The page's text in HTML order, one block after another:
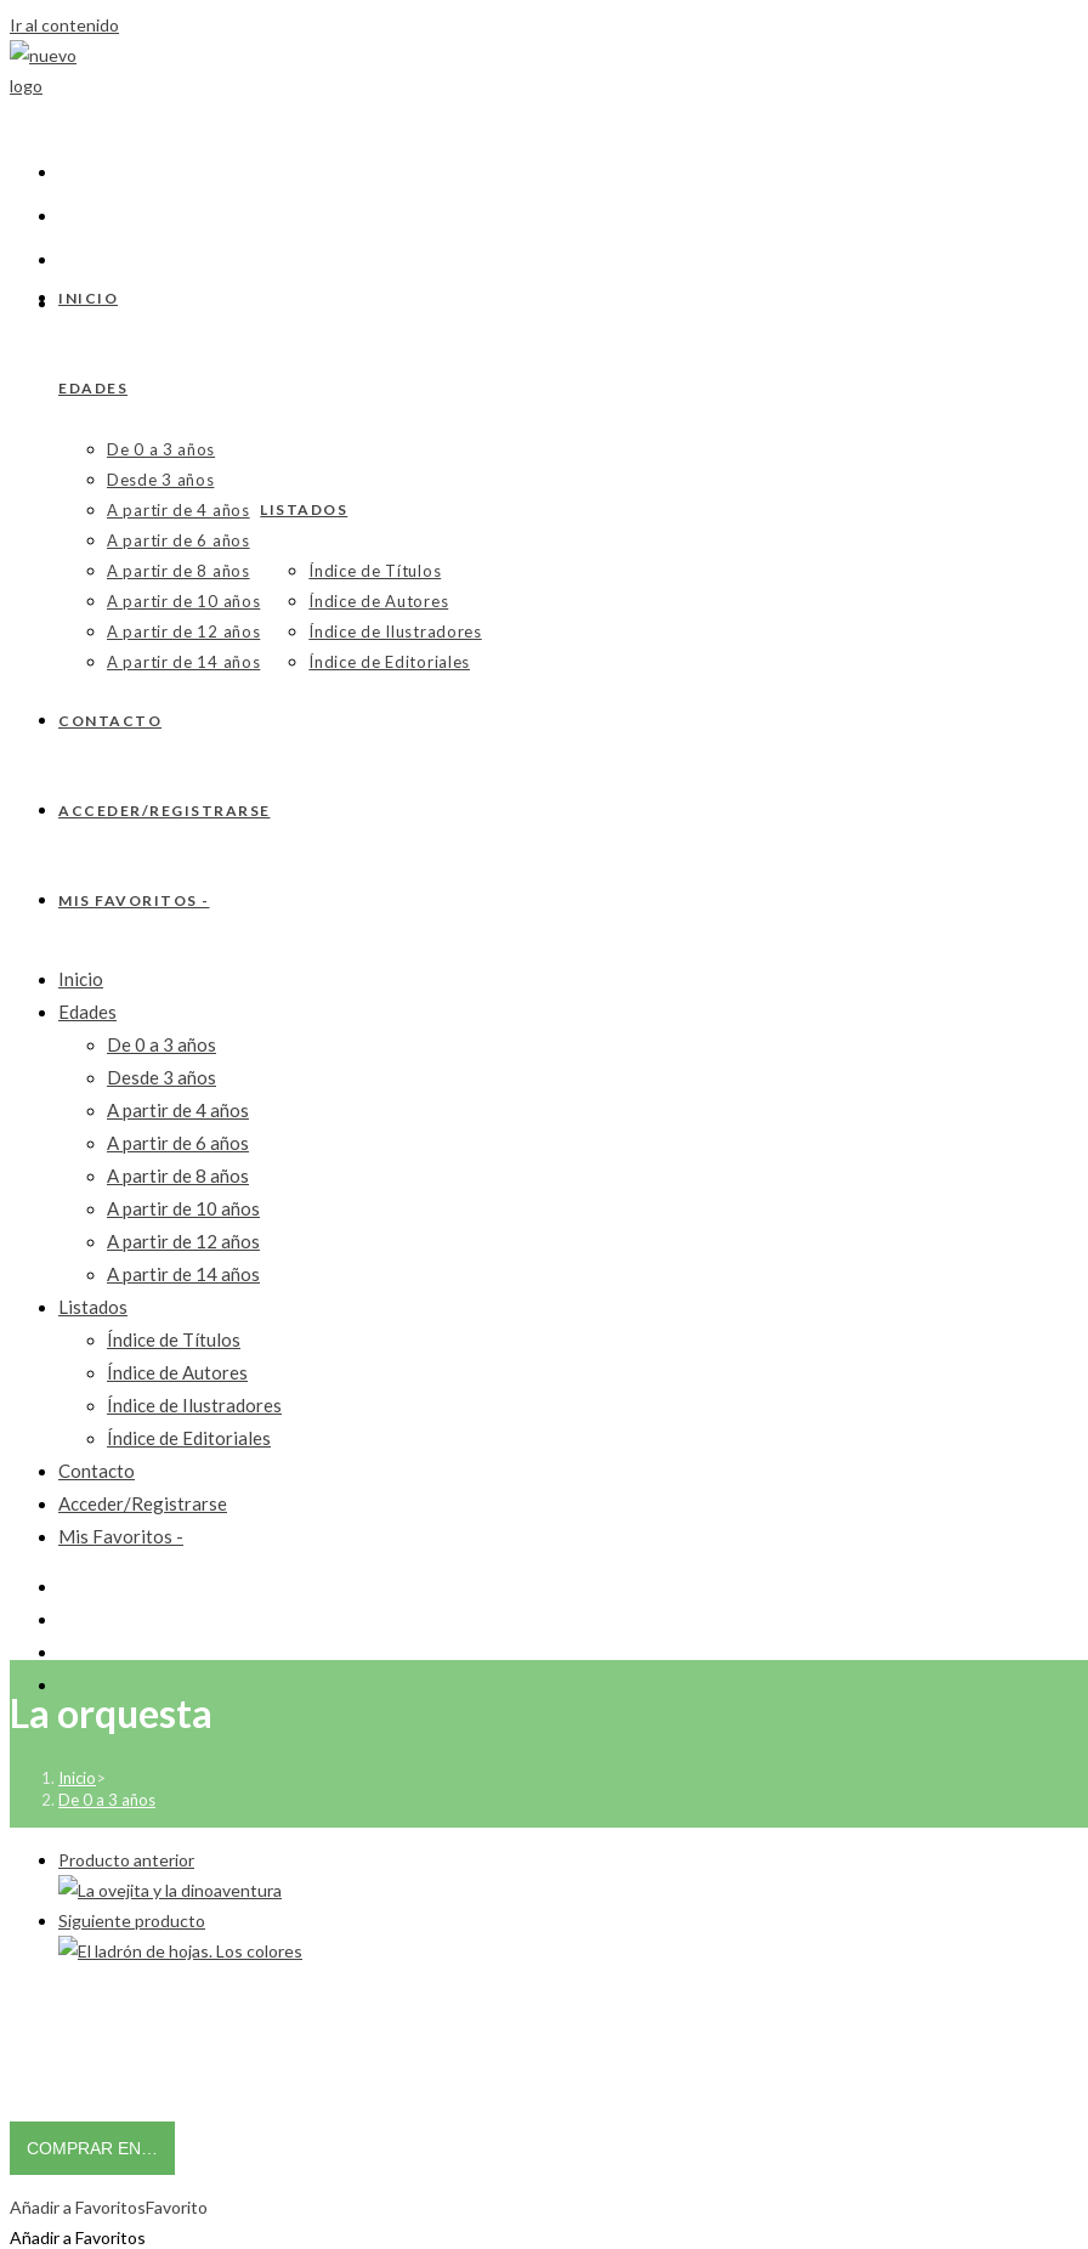
Ir al contenido
INICIO
EDADES
De 0 a 3 años
Desde 3 años
A partir de 4 años
A partir de 6 años
A partir de 8 años
A partir de 10 años
A partir de 12 años
A partir de 14 años
LISTADOS
Índice de Títulos
Índice de Autores
Índice de Ilustradores
Índice de Editoriales
CONTACTO
ACCEDER/REGISTRARSE
MIS FAVORITOS -
Inicio
Edades
De 0 a 3 años
Desde 3 años
A partir de 4 años
A partir de 6 años
A partir de 8 años
A partir de 10 años
A partir de 12 años
A partir de 14 años
Listados
Índice de Títulos
Índice de Autores
Índice de Ilustradores
Índice de Editoriales
Contacto
Acceder/Registrarse
Mis Favoritos -
La orquesta
Inicio>
De 0 a 3 años
Producto anterior
Siguiente producto
COMPRAR EN…
Añadir a FavoritosFavorito
Añadir a Favoritos